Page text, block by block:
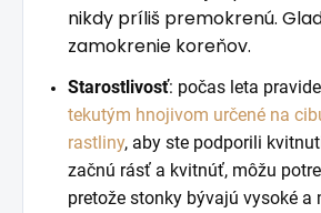
nikdy príliš premokrenú.
zamokrenie koreňov.
Starostlivosť: počas leta
tekutým hnojivom určené na
rastliny, aby ste podporili
začnú rásť a kvitnúť, môžu
pretože stonky bývajú vysoké a